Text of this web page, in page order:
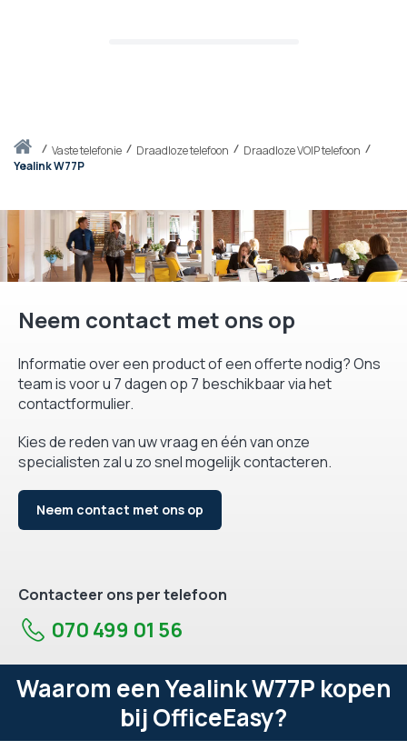
Thuisvaste telefonie Draadloze telefoon
Draadloze VOIP telefoon
Yealink W77P
Neem contact met ons op
Informatie over een product of een offerte nodig? Ons
team is voor u 7 dagen op 7 beschikbaar via het
contactformulier.
Kies de reden van uw vraag en één van onze
specialisten zal u zo snel mogelijk contacteren.
Neem contact met ons op
Contacteer ons per telefoon
070 499 01 56
Waarom een Yealink W77P kopen
bij OfficeEasy?